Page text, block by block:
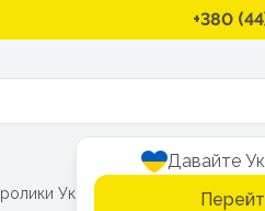
+380
Давайте
Украина